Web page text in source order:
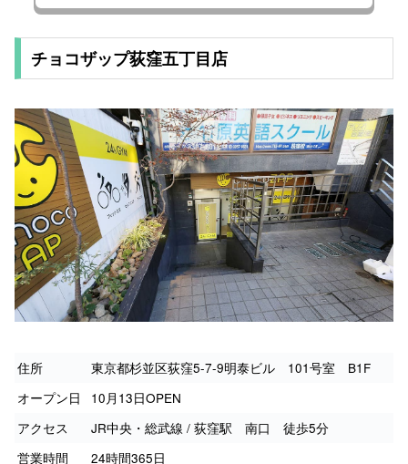
チョコザップ荻窪五丁目店
住所
東京都杉並区荻窪5-7-9明泰ビル 101号室 B1F
オープン日
10月13日OPEN
アクセス
JR中央・総武線 / 荻窪駅 南口 徒歩5分
営業時間
24時間365日